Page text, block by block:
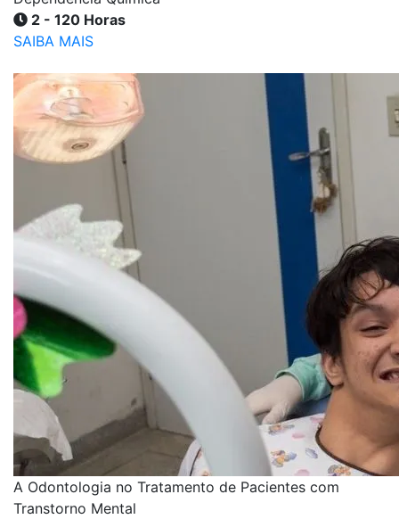
2 - 120 Horas
SAIBA MAIS
A Odontologia no Tratamento de Pacientes com
Transtorno Mental